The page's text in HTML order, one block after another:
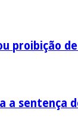
proibição
sentença